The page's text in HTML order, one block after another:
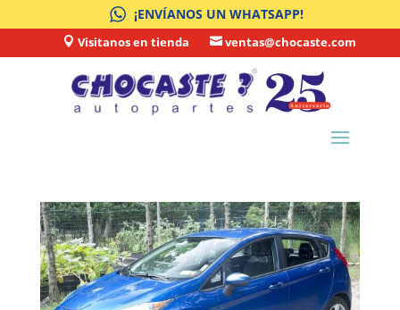
¡ENVÍANOS UN WHATSAPP!
 Visitanos en tienda  ventas@chocaste.com